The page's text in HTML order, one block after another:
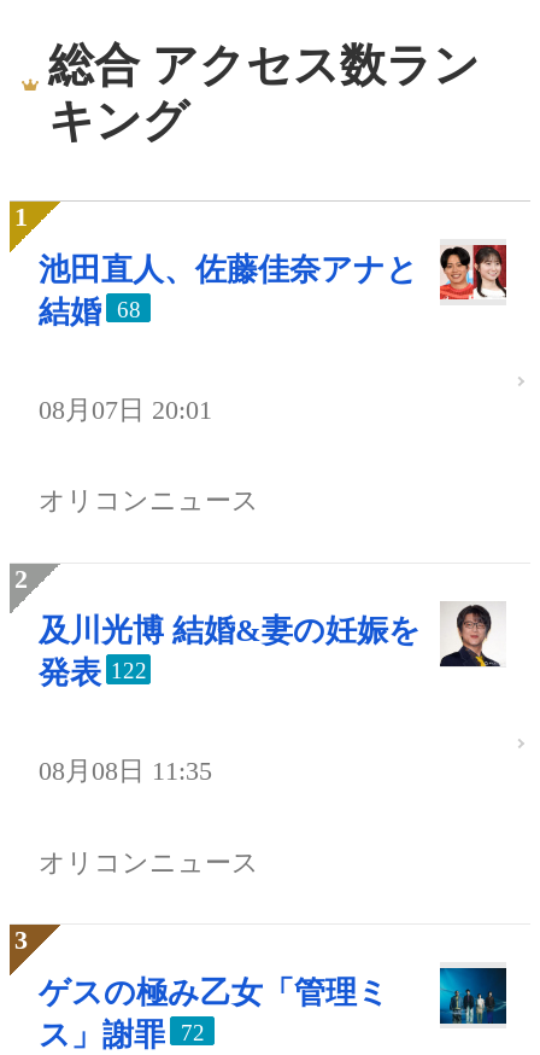
総合 アクセス数ラン
キング
池田直人、佐藤佳奈アナと
結婚
68
08月07日 20:01
オリコンニュース
及川光博 結婚&妻の妊娠を
発表 122
08月08日 11:35
オリコンニュース
ゲスの極み乙女「管理ミ
ス」謝罪
72